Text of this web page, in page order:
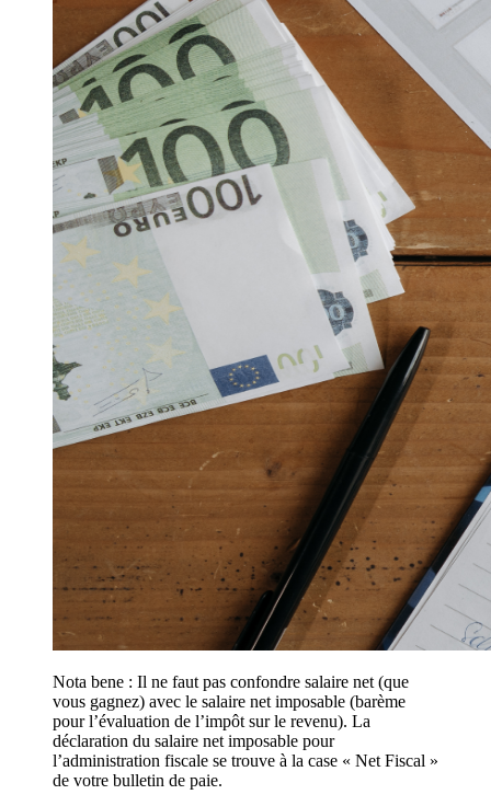
Nota bene : Il ne faut pas confondre salaire net (que
vous gagnez) avec le salaire net imposable (barème
pour l’évaluation de l’impôt sur le revenu). La
déclaration du salaire net imposable pour
l’administration fiscale se trouve à la case « Net Fiscal »
de votre bulletin de paie.